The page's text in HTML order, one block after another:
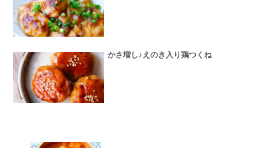
かさ増し♪えのき入り鶏つくね